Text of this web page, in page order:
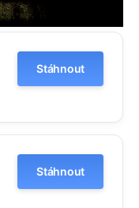
Stáhnout
Stáhnout